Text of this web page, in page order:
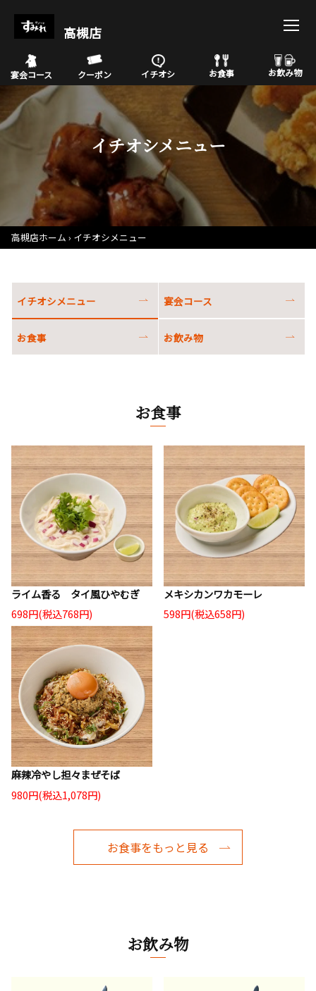
高槻店
宴会コース クーポン イチオシ お食事 お飲み物
イチオシメニュー
高槻店ホーム イチオシメニュー
イチオシメニュー 宴会コース
お食事 お飲み物
お食事
ライム香る タイ風ひやむぎ
698円(税込768円)
メキシカンワカモーレ
598円(税込658円)
麻辣冷やし担々まぜそば
980円(税込1,078円)
お食事をもっと見る
お飲み物